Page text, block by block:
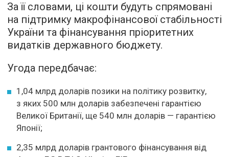
За її словами, ці кошти будуть спрямовані
на підтримку макрофінансової стабільності
України та фінансування пріоритетних
видатків державного бюджету.
Угода передбачає:
1,04 млрд доларів позики на політику розвитку,
з яких 500 млн доларів забезпечені гарантією
Великої Британії, ще 540 млн доларів — гарантією
Японії;
2,35 млрд доларів грантового фінансування від